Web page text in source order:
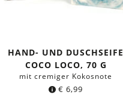
HAND- UND DUSCHSEIFE
COCO LOCO, 70 G
mit cremiger Kokosnote
€ 6,99